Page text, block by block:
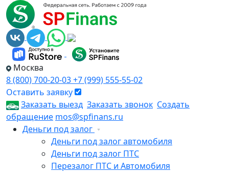
Москва
8 (800) 700-20-03+7 (999) 555-55-02
Оставить заявку
Заказать выезд Заказать звонок Создать
обращение mos@spfinans.ru
Деньги под залог
Деньги под залог автомобиля
Деньги под залог ПТС
Перезалог ПТС и Автомобиля